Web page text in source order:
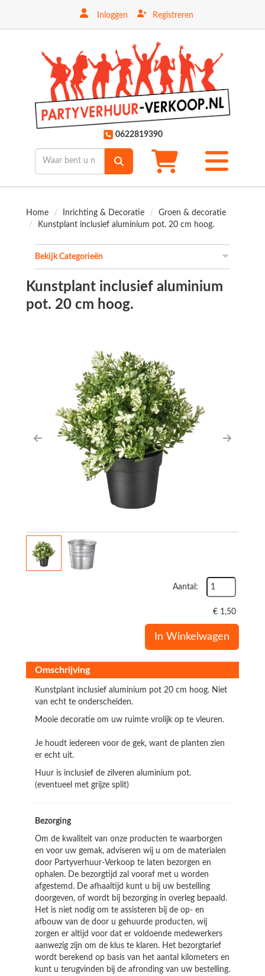
Inloggen Registreren
0622819390
Toggle
menu
Home Inrichting & Decoratie
Groen & decoratie
Kunstplant inclusief aluminium pot. 20 cm hoog.
Bekijk Categorieën
Kunstplant inclusief aluminium
pot. 20 cm hoog.
Previous Next
Aantal:
€ 1,50
In Winkelwagen
Omschrijving
Kunstplant inclusief aluminium pot 20 cm hoog. Niet
van echt te onderscheiden.
Mooie decoratie om uw ruimte vrolijk op te vleuren.
Je houdt iedereen voor de gek, want de planten zien
er echt uit.
Huur is inclusief de zilveren aluminium pot.
(eventueel met grijze split)
Bezorging
Om de kwaliteit van onze producten te waarborgen
en voor uw gemak, adviseren wij u om de materialen
door Partyverhuur-Verkoop te laten bezorgen en
ophalen. De bezorgtijd zal vooraf met u worden
afgestemd. De afhaaltijd kunt u bij uw bestelling
doorgeven, of wordt bij bezorging in overleg bepaald.
Het is niet nodig om te assisteren bij de op- en
afbouw van de door u gehuurde producten, wij
zorgen er altijd voor dat er voldoende medewerkers
aanwezig zijn om de klus te klaren. Het bezorgtarief
wordt berekend op basis van het aantal kilometers en
kunt u terugvinden bij de afronding van uw bestelling.